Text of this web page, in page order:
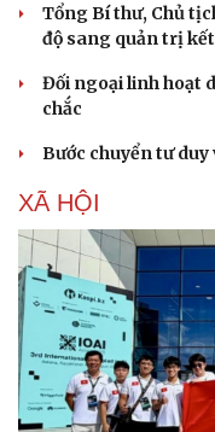
Tổng Bí thư, Chủ
độ sang quản trị
Đối ngoại linh hoạt
chắc
Bước chuyển tư
XÃ HỘI